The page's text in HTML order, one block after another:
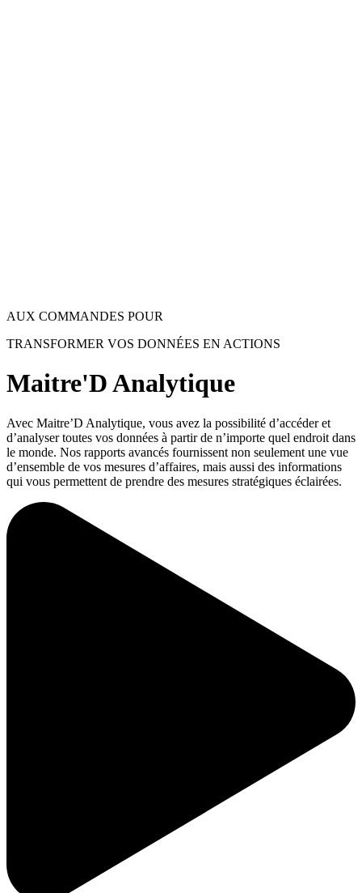
AUX COMMANDES POUR
TRANSFORMER VOS DONNÉES EN ACTIONS
Maitre'D Analytique
Avec Maitre’D Analytique, vous avez la possibilité d’accéder et
d’analyser toutes vos données à partir de n’importe quel endroit dans
le monde. Nos rapports avancés fournissent non seulement une vue
d’ensemble de vos mesures d’affaires, mais aussi des informations
qui vous permettent de prendre des mesures stratégiques éclairées.